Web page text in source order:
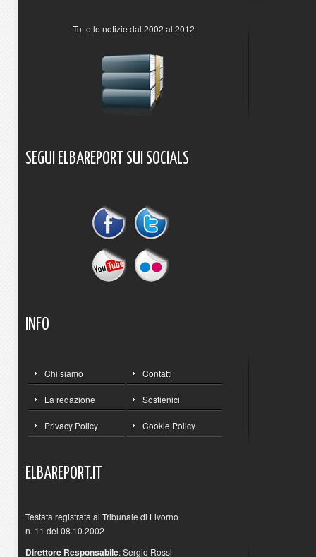
Tutte le notizie dal 2002 al 2012
SEGUI ELBAREPORT SUI SOCIALS
INFO
Chi siamo Contatti
La redazione Sostienici
Privacy Policy Cookie Policy
ELBAREPORT.IT
Testata registrata al Tribunale di Livorno
n. 11 del 08.10.2002
Direttore Responsabile: Sergio Rossi